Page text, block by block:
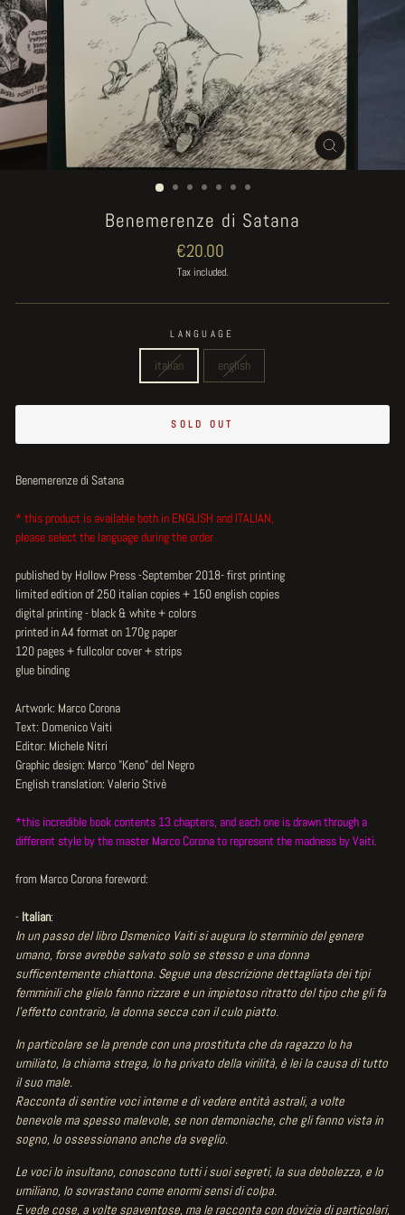
CLOSE
(ESC)
Benemerenze di Satana
Regular
price
€20.00
Tax included.
LANGUAGE
italian english
SOLD OUT
Benemerenze di Satana
* this product is available both in ENGLISH and ITALIAN,
please select the language during the order
published by Hollow Press -September 2018- first printing
limited edition of 250 italian copies + 150 english copies
digital printing - black & white + colors
printed in A4 format on 170g paper
120 pages + fullcolor cover + strips
glue binding
Artwork: Marco Corona
Text: Domenico Vaiti
Editor: Michele Nitri
Graphic design: Marco "Keno" del Negro
English translation: Valerio Stivè
*this incredible book contents 13 chapters, and each one is drawn through a
different style by the master Marco Corona to represent the madness by Vaiti.
from Marco Corona foreword:
- Italian:
In un passo del libro Dsmenico Vaiti si augura lo sterminio del genere
umano, forse avrebbe salvato solo se stesso e una donna
sufficentemente chiattona. Segue una descrizione dettagliata dei tipi
femminili che glielo fanno rizzare e un impietoso ritratto del tipo che gli fa
l'effetto contrario, la donna secca con il culo piatto.
In particolare se la prende con una prostituta che da ragazzo lo ha
umiliato, la chiama strega, lo ha privato della virilità, è lei la causa di tutto
il suo male.
Racconta di sentire voci interne e di vedere entità astrali, a volte
benevole ma spesso malevole, se non demoniache, che gli fanno vista in
sogno, lo ossessionano anche da sveglio.
Le voci lo insultano, conoscono tutti i suoi segreti, la sua debolezza, e lo
umiliano, lo sovrastano come enormi sensi di colpa.
E vede cose, a volte spaventose, ma le racconta con dovizia di particolari,